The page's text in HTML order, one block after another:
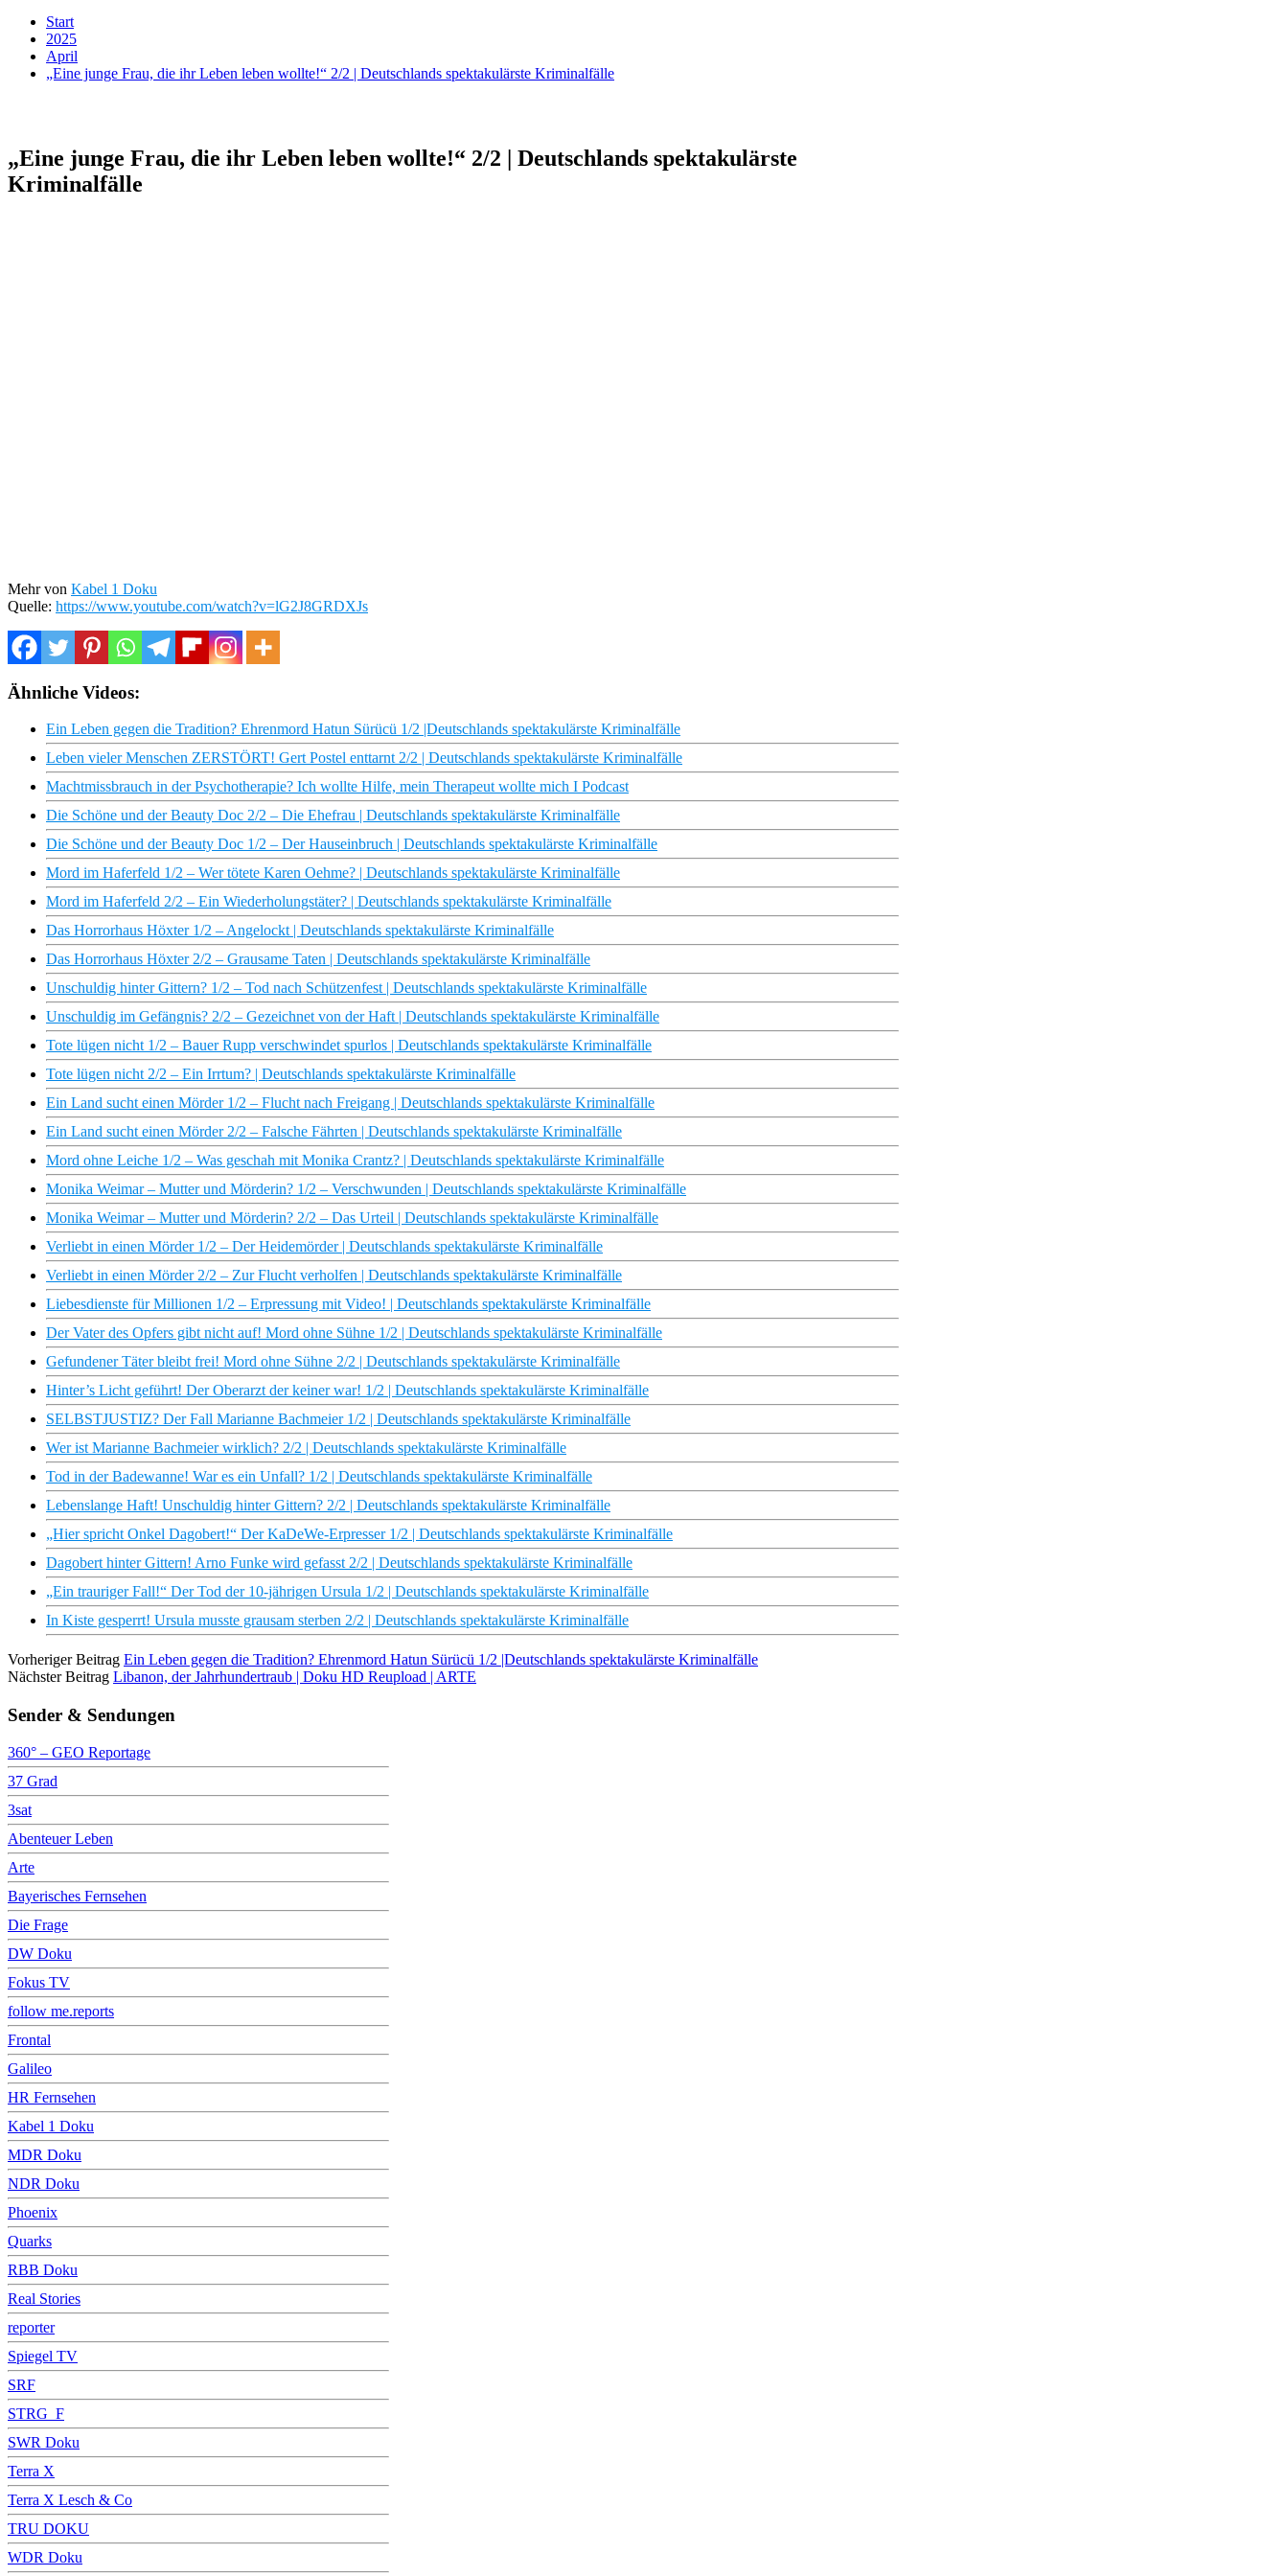
Start
2025
April
„Eine junge Frau, die ihr Leben leben wollte!“ 2/2 | Deutschlands spektakulärste Kriminalfälle
„Eine junge Frau, die ihr Leben leben wollte!“ 2/2 | Deutschlands spektakulärste
Kriminalfälle
Mehr von Kabel 1 Doku
Quelle: https://www.youtube.com/watch?v=lG2J8GRDXJs
Ähnliche Videos:
Ein Leben gegen die Tradition? Ehrenmord Hatun Sürücü 1/2 |Deutschlands spektakulärste Kriminalfälle
Leben vieler Menschen ZERSTÖRT! Gert Postel enttarnt 2/2 | Deutschlands spektakulärste Kriminalfälle
Machtmissbrauch in der Psychotherapie? Ich wollte Hilfe, mein Therapeut wollte mich I Podcast
Die Schöne und der Beauty Doc 2/2 – Die Ehefrau | Deutschlands spektakulärste Kriminalfälle
Die Schöne und der Beauty Doc 1/2 – Der Hauseinbruch | Deutschlands spektakulärste Kriminalfälle
Mord im Haferfeld 1/2 – Wer tötete Karen Oehme? | Deutschlands spektakulärste Kriminalfälle
Mord im Haferfeld 2/2 – Ein Wiederholungstäter? | Deutschlands spektakulärste Kriminalfälle
Das Horrorhaus Höxter 1/2 – Angelockt | Deutschlands spektakulärste Kriminalfälle
Das Horrorhaus Höxter 2/2 – Grausame Taten | Deutschlands spektakulärste Kriminalfälle
Unschuldig hinter Gittern? 1/2 – Tod nach Schützenfest | Deutschlands spektakulärste Kriminalfälle
Unschuldig im Gefängnis? 2/2 – Gezeichnet von der Haft | Deutschlands spektakulärste Kriminalfälle
Tote lügen nicht 1/2 – Bauer Rupp verschwindet spurlos | Deutschlands spektakulärste Kriminalfälle
Tote lügen nicht 2/2 – Ein Irrtum? | Deutschlands spektakulärste Kriminalfälle
Ein Land sucht einen Mörder 1/2 – Flucht nach Freigang | Deutschlands spektakulärste Kriminalfälle
Ein Land sucht einen Mörder 2/2 – Falsche Fährten | Deutschlands spektakulärste Kriminalfälle
Mord ohne Leiche 1/2 – Was geschah mit Monika Crantz? | Deutschlands spektakulärste Kriminalfälle
Monika Weimar – Mutter und Mörderin? 1/2 – Verschwunden | Deutschlands spektakulärste Kriminalfälle
Monika Weimar – Mutter und Mörderin? 2/2 – Das Urteil | Deutschlands spektakulärste Kriminalfälle
Verliebt in einen Mörder 1/2 – Der Heidemörder | Deutschlands spektakulärste Kriminalfälle
Verliebt in einen Mörder 2/2 – Zur Flucht verholfen | Deutschlands spektakulärste Kriminalfälle
Liebesdienste für Millionen 1/2 – Erpressung mit Video! | Deutschlands spektakulärste Kriminalfälle
Der Vater des Opfers gibt nicht auf! Mord ohne Sühne 1/2 | Deutschlands spektakulärste Kriminalfälle
Gefundener Täter bleibt frei! Mord ohne Sühne 2/2 | Deutschlands spektakulärste Kriminalfälle
Hinter’s Licht geführt! Der Oberarzt der keiner war! 1/2 | Deutschlands spektakulärste Kriminalfälle
SELBSTJUSTIZ? Der Fall Marianne Bachmeier 1/2 | Deutschlands spektakulärste Kriminalfälle
Wer ist Marianne Bachmeier wirklich? 2/2 | Deutschlands spektakulärste Kriminalfälle
Tod in der Badewanne! War es ein Unfall? 1/2 | Deutschlands spektakulärste Kriminalfälle
Lebenslange Haft! Unschuldig hinter Gittern? 2/2 | Deutschlands spektakulärste Kriminalfälle
„Hier spricht Onkel Dagobert!“ Der KaDeWe-Erpresser 1/2 | Deutschlands spektakulärste Kriminalfälle
Dagobert hinter Gittern! Arno Funke wird gefasst 2/2 | Deutschlands spektakulärste Kriminalfälle
„Ein trauriger Fall!“ Der Tod der 10-jährigen Ursula 1/2 | Deutschlands spektakulärste Kriminalfälle
In Kiste gesperrt! Ursula musste grausam sterben 2/2 | Deutschlands spektakulärste Kriminalfälle
Vorheriger Beitrag Ein Leben gegen die Tradition? Ehrenmord Hatun Sürücü 1/2 |Deutschlands spektakulärste Kriminalfälle
Nächster Beitrag Libanon, der Jahrhundertraub | Doku HD Reupload | ARTE
Sender & Sendungen
360° – GEO Reportage
37 Grad
3sat
Abenteuer Leben
Arte
Bayerisches Fernsehen
Die Frage
DW Doku
Fokus TV
follow me.reports
Frontal
Galileo
HR Fernsehen
Kabel 1 Doku
MDR Doku
NDR Doku
Phoenix
Quarks
RBB Doku
Real Stories
reporter
Spiegel TV
SRF
STRG_F
SWR Doku
Terra X
Terra X Lesch & Co
TRU DOKU
WDR Doku